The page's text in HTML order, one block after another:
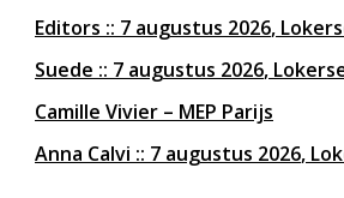
Editors
7 augustus 2026
Suede
7 augustus 2026
Camille Vivier – MEP Parijs
Anna Calvi
7 augustus 2026